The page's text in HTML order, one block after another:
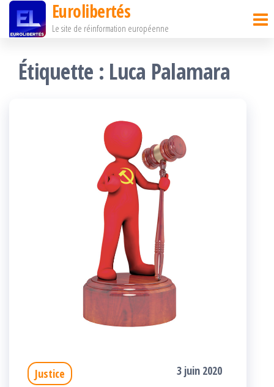
Passer
contenu
Eurolibertés
Le site de réinformation européenne
Étiquette : Luca Palamara
Justice 3 juin 2020